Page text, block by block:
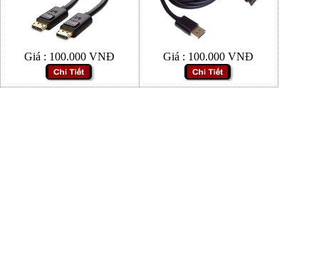
Giá : 100.000 VNĐ Giá : 100.000 VNĐ